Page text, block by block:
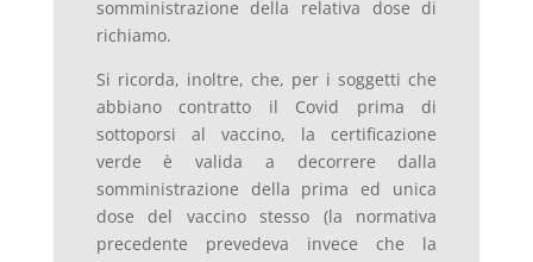
somministrazione della relativa dose di
richiamo.
Si ricorda, inoltre, che, per i soggetti che
abbiano contratto il Covid prima di
sottoporsi al vaccino, la certificazione
verde è valida a decorrere dalla
somministrazione della prima ed unica
dose del vaccino stesso (la normativa
precedente prevedeva invece che la